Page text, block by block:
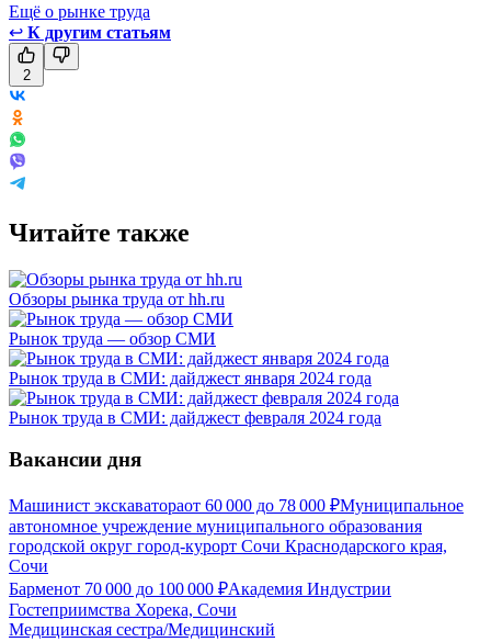
Ещё о рынке труда
↩ К другим статьям
2
Читайте также
Обзоры рынка труда от hh.ru
Рынок труда — обзор СМИ
Рынок труда в СМИ: дайджест января 2024 года
Рынок труда в СМИ: дайджест февраля 2024 года
Вакансии дня
Машинист экскаватораот 60 000 до 78 000 ₽Муниципальное
автономное учреждение муниципального образования
городской округ город-курорт Сочи Краснодарского края,
Сочи
Барменот 70 000 до 100 000 ₽Академия Индустрии
Гостеприимства Хорека, Сочи
Медицинская сестра/Медицинский